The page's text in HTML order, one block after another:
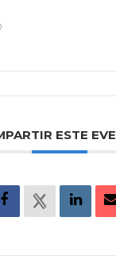
ESTE